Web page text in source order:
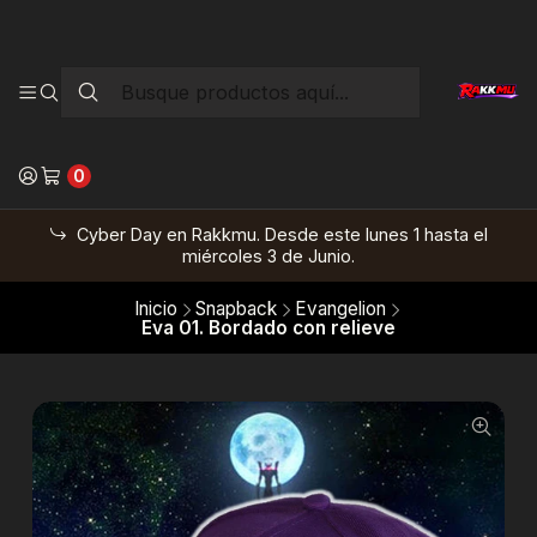
0
Cyber Day en Rakkmu. Desde este lunes 1 hasta el
miércoles 3 de Junio.
Inicio Snapback
Evangelion
Eva 01. Bordado con relieve